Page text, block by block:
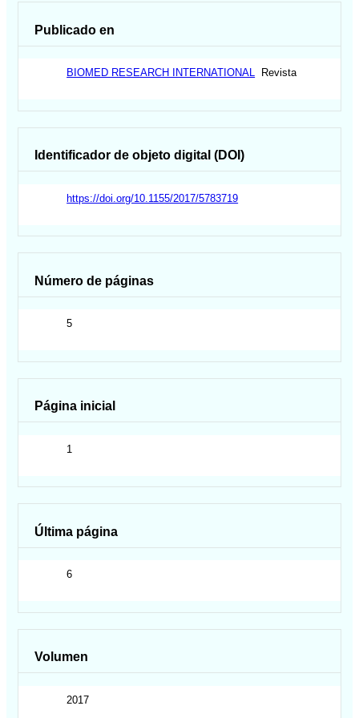
Publicado en
BIOMED RESEARCH INTERNATIONAL Revista
Identificador de objeto digital (DOI)
https://doi.org/10.1155/2017/5783719
Número de páginas
5
Página inicial
1
Última página
6
Volumen
2017